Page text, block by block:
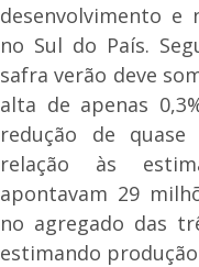
desenvolvimento e
no Sul do País.
safra verão deve
alta de apenas
redução de
relação às
apontavam 29
no agregado das
estimando